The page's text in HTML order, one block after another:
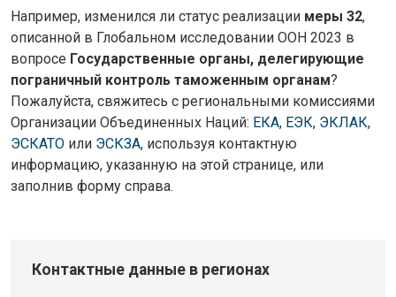
Например, изменился ли статус реализации меры 32,
описанной в Глобальном исследовании ООН 2023 в
вопросе Государственные органы, делегирующие
пограничный контроль таможенным органам?
Пожалуйста, свяжитесь с региональными комиссиями
Организации Объединенных Наций: ЕКА, ЕЭК, ЭКЛАК,
ЭСКАТО или ЭСКЗА, используя контактную
информацию, указанную на этой странице, или
заполнив форму справа.
Контактные данные в регионах